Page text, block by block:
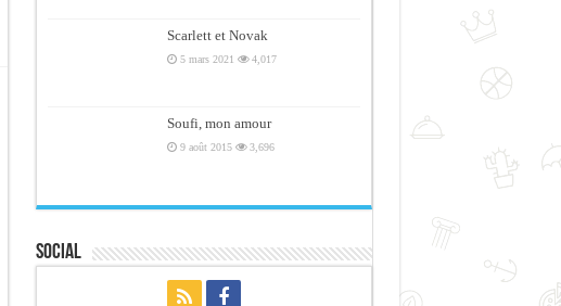
Scarlett et Novak
5 mars 2021 4,017
Soufi, mon amour
9 août 2015 3,696
Social